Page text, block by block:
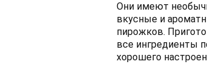
Они имеют
вкусные и
пирожков.
все ингредиенты
хорошего